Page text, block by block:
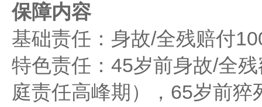
保障内容
基础责任：身故/全残赔付
特色责任：45岁前身故/全
庭责任高峰期），65岁前猝